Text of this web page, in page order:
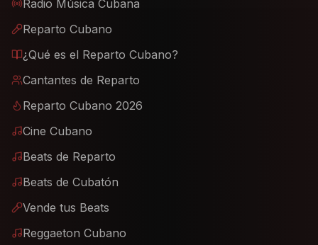
Radio Música Cubana
Reparto Cubano
¿Qué es el Reparto Cubano?
Cantantes de Reparto
Reparto Cubano 2026
Cine Cubano
Beats de Reparto
Beats de Cubatón
Vende tus Beats
Reggaeton Cubano